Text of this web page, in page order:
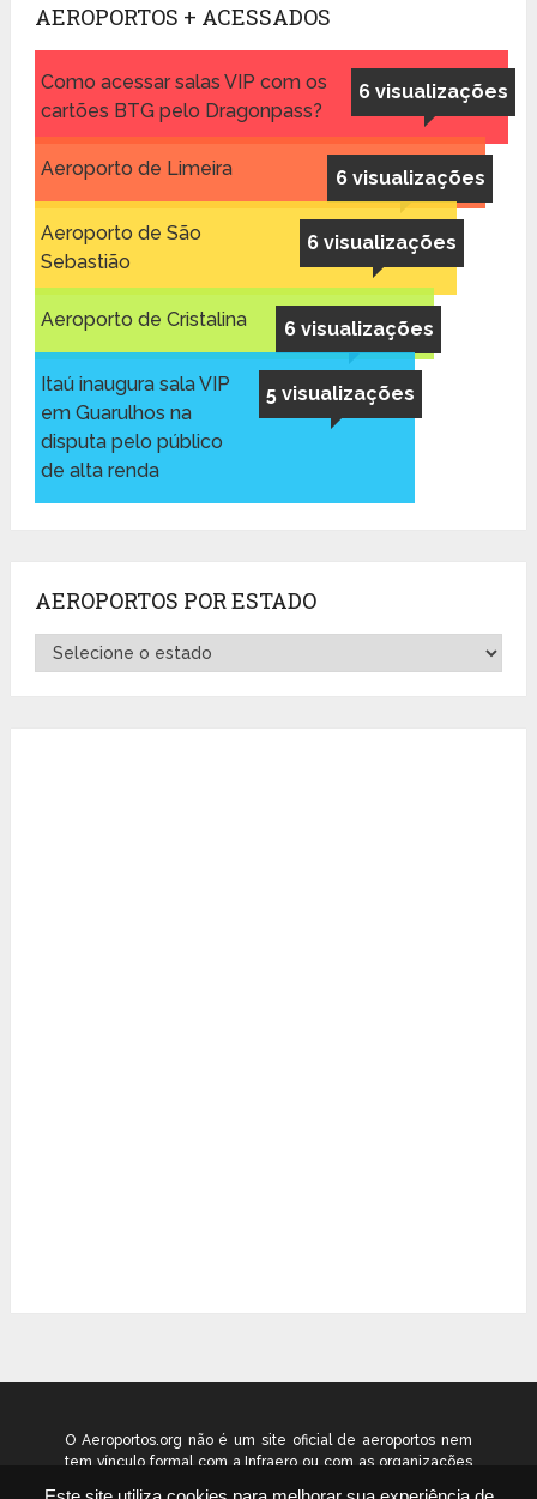
AEROPORTOS + ACESSADOS
6 visualizações
Como acessar salas VIP com os
cartões BTG pelo Dragonpass?
6 visualizações
Aeroporto de Limeira
6 visualizações
Aeroporto de São
Sebastião
6 visualizações
Aeroporto de Cristalina
5 visualizações
Itaú inaugura sala VIP
em Guarulhos na
disputa pelo público
de alta renda
AEROPORTOS POR ESTADO
Aeroportos
por
O Aeroportos.org não é um site oficial de aeroportos nem
tem vínculo formal com a Infraero ou com as organizações